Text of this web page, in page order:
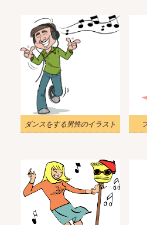
ダンスをする男性のイラスト